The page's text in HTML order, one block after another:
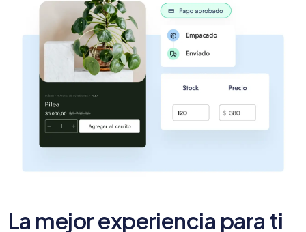
La mejor experiencia para ti